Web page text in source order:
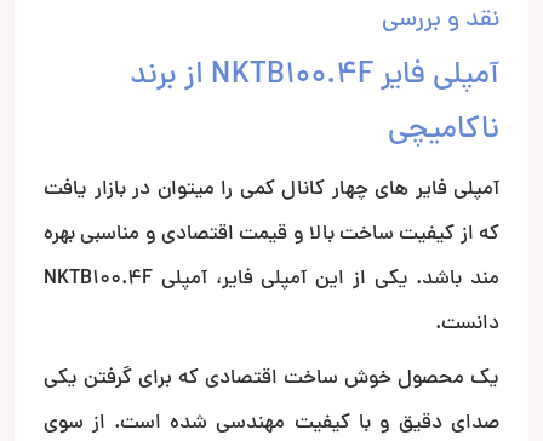
نقد و بررسی
آمپلی فایر NKTB100.4F از برند
ناکامیچی
آمپلی فایر های چهار کانال کمی را میتوان در بازار یافت
که از کیفیت ساخت بالا و قیمت اقتصادی و مناسبی بهره
مند باشد. یکی از این آمپلی فایر، آمپلی NKTB100.4F
دانست.
یک محصول خوش ساخت اقتصادی که برای گرفتن یکی
صدای دقیق و با کیفیت مهندسی شده است. از سوی